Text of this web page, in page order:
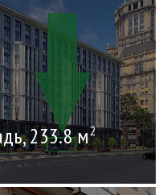
233.8 м2